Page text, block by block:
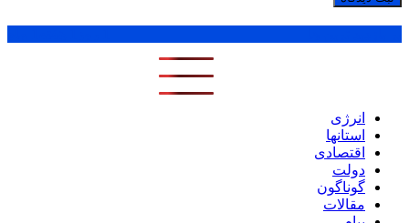
انرژی
استانها
اقتصادی
دولت
گوناگون
مقالات